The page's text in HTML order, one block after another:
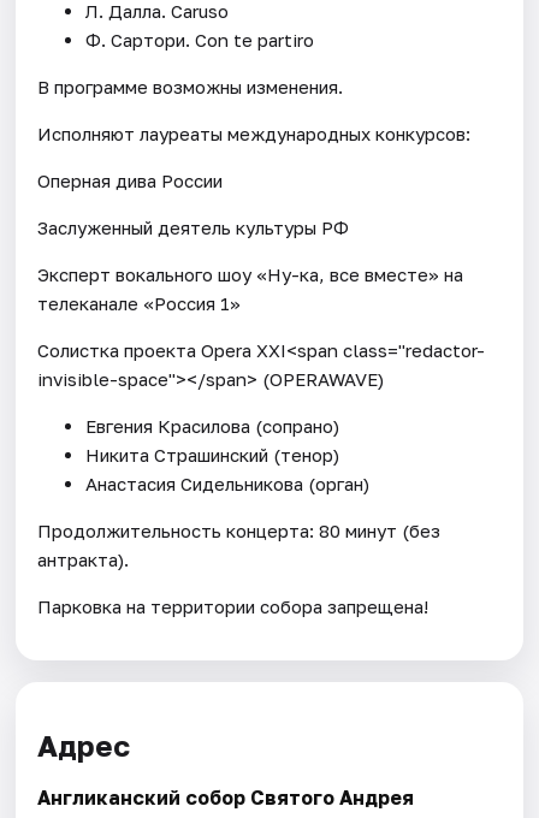
Л. Далла. Caruso
Ф. Сартори. Con te partiro
В программе возможны изменения.
Исполняют лауреаты международных конкурсов:
Оперная дива России
Заслуженный деятель культуры РФ
Эксперт вокального шоу «Ну-ка, все вместе» на
телеканале «Россия 1»
Солистка проекта Opera XXI<span class="redactor-
invisible-space"></span> (OPERAWAVE)
Евгения Красилова (сопрано)
Никита Страшинский (тенор)
Анастасия Сидельникова (орган)
Продолжительность концерта: 80 минут (без
антракта).
Парковка на территории собора запрещена!
Адрес
Англиканский собор Святого Андрея